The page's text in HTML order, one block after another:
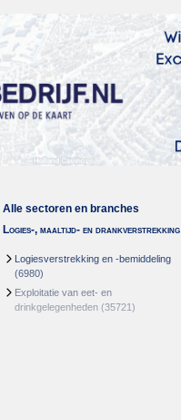
Alle sectoren en branches
Logies-, maaltijd- en drankverstrekking
Logiesverstrekking en -bemiddeling
(6980)
Exploitatie van eet- en
drinkgelegenheden (35721)